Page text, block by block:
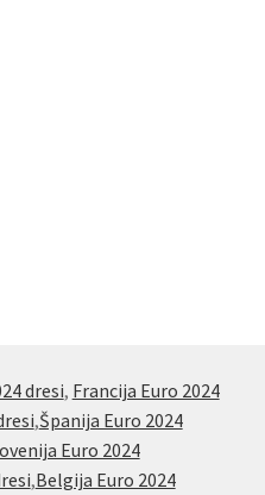
dresi, Francija Euro 2024
,Španija Euro 2024
Euro 2024
,Belgija Euro 2024